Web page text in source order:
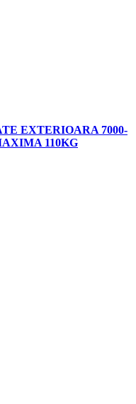
EXTERIOARA 7000-
110KG